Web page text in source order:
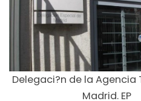
Delegaci?n de la Agencia
Madrid. EP